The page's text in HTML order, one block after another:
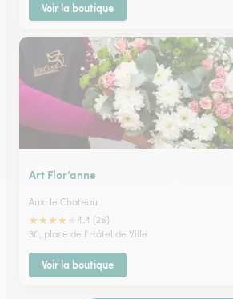
Voir la boutique
Art Flor’anne
Auxi le Chateau
★★★★
4.4 (26)
30, place de l'Hôtel de Ville
Voir la boutique